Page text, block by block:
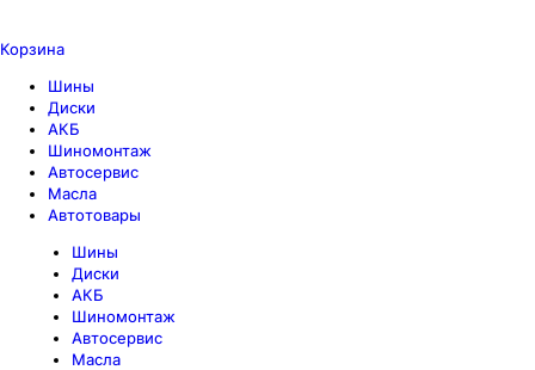
Корзина
Шины
Диски
АКБ
Шиномонтаж
Автосервис
Масла
Автотовары
Шины
Диски
АКБ
Шиномонтаж
Автосервис
Масла